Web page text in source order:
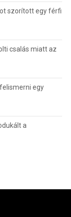
szorított egy férfi
csalás miatt az
egy
a